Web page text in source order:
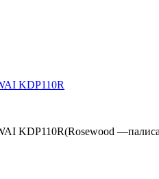
KDP110R
KDP110R(Rosewood